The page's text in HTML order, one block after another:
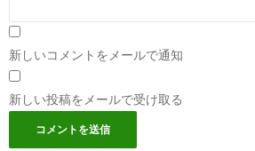
新しいコメントをメールで通知
新しい投稿をメールで受け取る